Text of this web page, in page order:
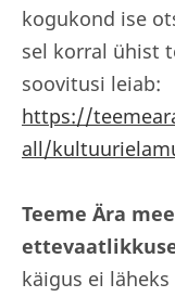
kogukond ise
sel korral ühist
soovitusi leiab:
https://
all/
Teeme Ära
käigus ei